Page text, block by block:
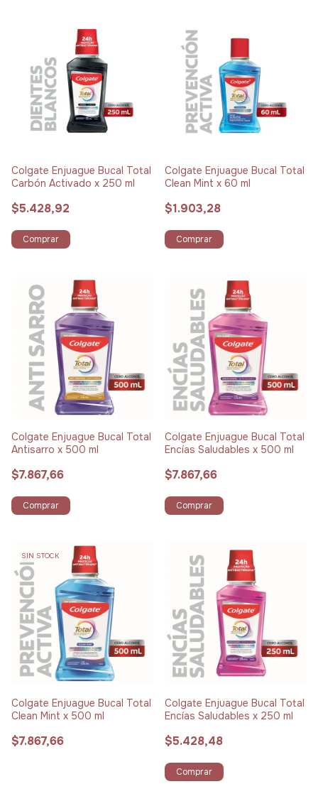
Colgate Enjuague Bucal Total
Carbón Activado x 250 ml
$5.428,92
Comprar
Colgate Enjuague Bucal Total
Clean Mint x 60 ml
$1.903,28
Comprar
Colgate Enjuague Bucal Total
Antisarro x 500 ml
$7.867,66
Comprar
Colgate Enjuague Bucal Total
Encías Saludables x 500 ml
$7.867,66
Comprar
SIN STOCK
Colgate Enjuague Bucal Total
Clean Mint x 500 ml
$7.867,66
Colgate Enjuague Bucal Total
Encías Saludables x 250 ml
$5.428,48
Comprar